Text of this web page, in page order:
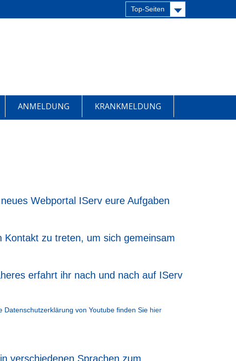
Top-Seiten
ANMELDUNG KRANKMELDUNG
Webportal IServ eure Aufgaben
zu treten, um sich gemeinsam
erfahrt ihr nach und nach auf IServ
Datenschutzerklärung von Youtube finden Sie hier
verschiedenen Sprachen zum